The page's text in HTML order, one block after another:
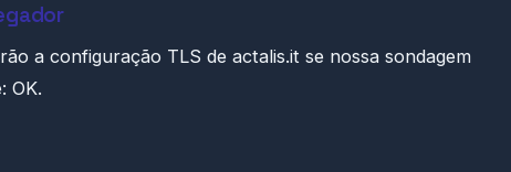
a configuração TLS de actalis.it se nossa sondagem
OK.